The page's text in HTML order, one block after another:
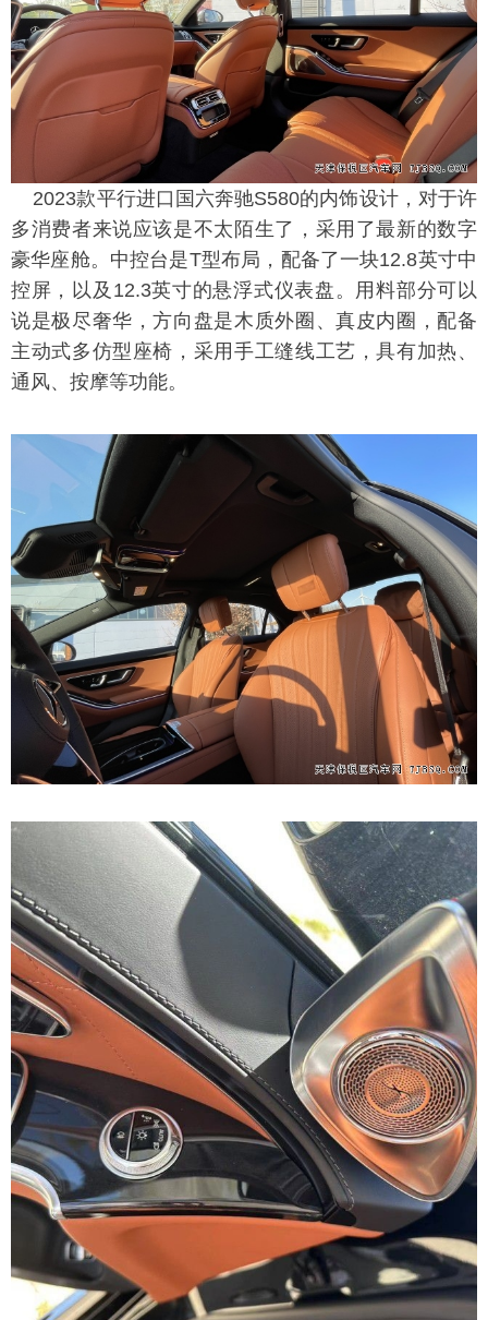
2023款平行进口国六奔驰S580的内饰设计，对于许
多消费者来说应该是不太陌生了，采用了最新的数字
豪华座舱。中控台是T型布局，配备了一块12.8英寸中
控屏，以及12.3英寸的悬浮式仪表盘。用料部分可以
说是极尽奢华，方向盘是木质外圈、真皮内圈，配备
主动式多仿型座椅，采用手工缝线工艺，具有加热、
通风、按摩等功能。